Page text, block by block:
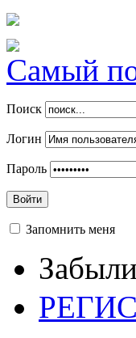
Самый
Поиск
Логин
Пароль
Войти
Запомнить меня
Забыли